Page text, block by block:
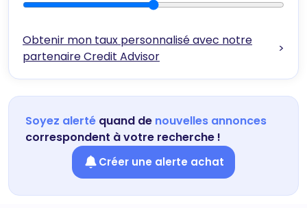
Obtenir mon taux personnalisé avec notre
partenaire Credit Advisor
>
Soyez alerté quand de nouvelles annonces
correspondent à votre recherche !
Créer une alerte achat